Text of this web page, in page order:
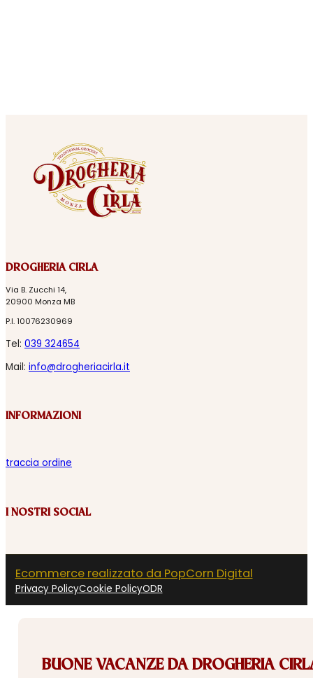
DROGHERIA CIRLA
Via B. Zucchi 14,
20900 Monza MB
P.I. 10076230969
Tel: 039 324654
Mail: info@drogheriacirla.it
INFORMAZIONI
traccia ordine
I NOSTRI SOCIAL
Ecommerce realizzato da PopCorn Digital
Privacy PolicyCookie PolicyODR
BUONE VACANZE DA DROGHERIA